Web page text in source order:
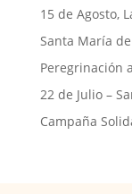
15 de Agosto,
Santa María
Peregrinación
22 de Julio –
Campaña